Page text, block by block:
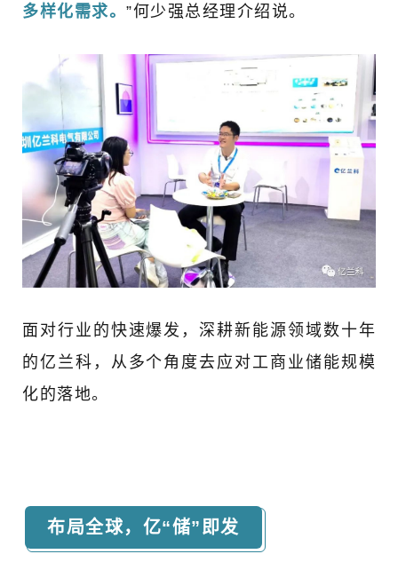
多样化需求。 ”何少强总经理介绍说。
面对行业的快速爆发，深耕新能源领域数十年
的亿兰科，从多个角度去应对工商业储能规模
化的落地。
布局全球，亿“储”即发